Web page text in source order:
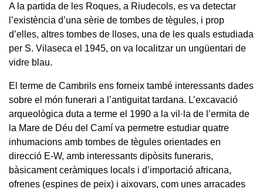
A la partida de les Roques, a Riudecols, es va detectar
l’existència d’una sèrie de tombes de tègules, i prop
d’elles, altres tombes de lloses, una de les quals estudiada
per S. Vilaseca el 1945, on va localitzar un ungüentari de
vidre blau.
El terme de Cambrils ens forneix també interessants dades
sobre el món funerari a l’antiguitat tardana. L’excavació
arqueològica duta a terme el 1990 a la vil·la de l’ermita de
la Mare de Déu del Camí va permetre estudiar quatre
inhumacions amb tombes de tègules orientades en
direcció E-W, amb interessants dipòsits funeraris,
bàsicament ceràmiques locals i d’importació africana,
ofrenes (espines de peix) i aixovars, com unes arracades